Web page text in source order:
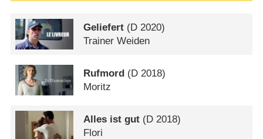
Geliefert (D 2020)
Trainer Weiden
Rufmord (D 2018)
Moritz
Alles ist gut (D 2018)
Flori